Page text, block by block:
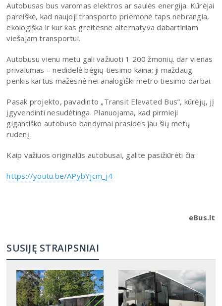
Autobusas bus varomas elektros ar saulės energija. Kūrėjai
pareiškė, kad naujoji transporto priemonė taps nebrangia,
ekologiška ir kur kas greitesne alternatyva dabartiniam
viešajam transportui.
Autobusu vienu metu gali važiuoti 1 200 žmonių. dar vienas
privalumas – nedidelė bėgių tiesimo kaina; ji maždaug
penkis kartus mažesnė nei analogiški metro tiesimo darbai.
Pasak projekto, pavadinto „Transit Elevated Bus”, kūrėjų, jį
įgyvendinti nesudėtinga. Planuojama, kad pirmieji
gigantiško autobuso bandymai prasidės jau šių metų
rudenį.
Kaip važiuos originalūs autobusai, galite pasižiūrėti čia:
https://youtu.be/APybYjcm_j4
eBus.lt
SUSIJĘ STRAIPSNIAI